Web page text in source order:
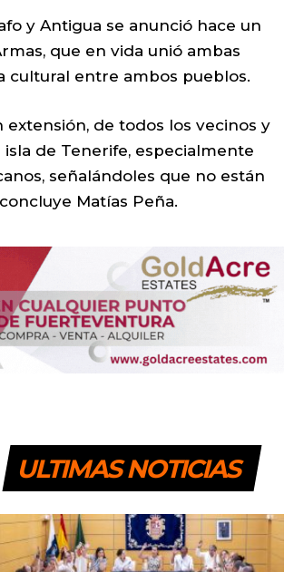
y Antigua se anunció hace un
que en vida unió ambas
cultural entre ambos pueblos.
de todos los vecinos y
de Tenerife, especialmente
señalándoles que no están
Matías Peña.
ULTIMAS NOTICIAS